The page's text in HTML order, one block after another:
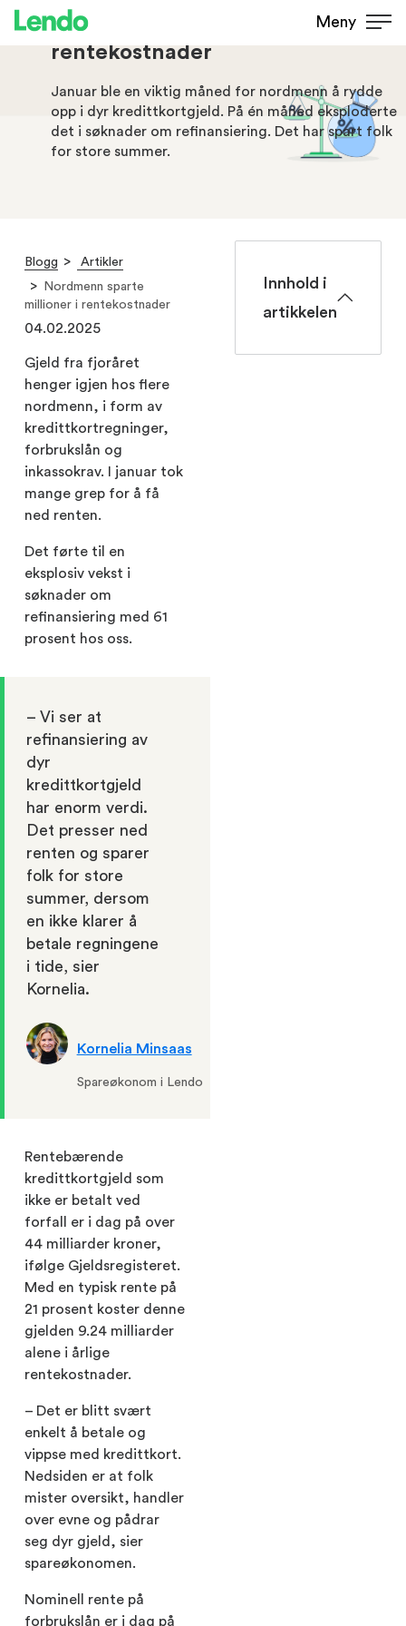
Meny
Nordmenn sparte millioner i
rentekostnader
Januar ble en viktig måned for nordmenn å rydde
opp i dyr kredittkortgjeld. På én måned eksploderte
det i søknader om refinansiering. Det har spart folk
for store summer.
Blogg
Artikler
Nordmenn sparte
millioner i rentekostnader
04.02.2025
Gjeld fra fjoråret
henger igjen hos flere
nordmenn, i form av
kredittkortregninger,
forbrukslån og
inkassokrav. I januar tok
mange grep for å få
ned renten.
Det førte til en
eksplosiv vekst i
søknader om
refinansiering med 61
prosent hos oss.
– Vi ser at
refinansiering av
dyr
kredittkortgjeld
har enorm verdi.
Det presser ned
renten og sparer
folk for store
summer, dersom
en ikke klarer å
betale regningene
i tide, sier
Kornelia.
Kornelia Minsaas
Spareøkonom i Lendo
Rentebærende
kredittkortgjeld som
ikke er betalt ved
forfall er i dag på over
44 milliarder kroner,
ifølge Gjeldsregisteret.
Med en typisk rente på
21 prosent koster denne
gjelden 9.24 milliarder
alene i årlige
rentekostnader.
– Det er blitt svært
enkelt å betale og
vippse med kredittkort.
Nedsiden er at folk
mister oversikt, handler
over evne og pådrar
seg dyr gjeld, sier
spareøkonomen.
Nominell rente på
forbrukslån er i dag på
Innhold i
artikkelen